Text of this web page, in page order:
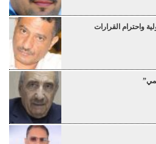
واحترام القرارات